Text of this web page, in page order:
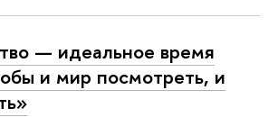
— идеальное время
и мир посмотреть, и